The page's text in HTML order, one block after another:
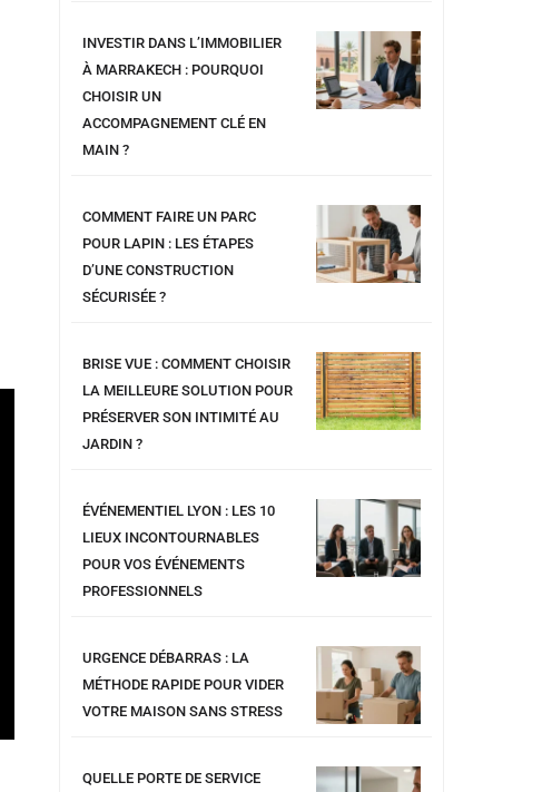
INVESTIR DANS L’IMMOBILIER
À MARRAKECH : POURQUOI
CHOISIR UN
ACCOMPAGNEMENT CLÉ EN
MAIN ?
COMMENT FAIRE UN PARC
POUR LAPIN : LES ÉTAPES
D’UNE CONSTRUCTION
SÉCURISÉE ?
BRISE VUE : COMMENT CHOISIR
LA MEILLEURE SOLUTION POUR
PRÉSERVER SON INTIMITÉ AU
JARDIN ?
ÉVÉNEMENTIEL LYON : LES 10
LIEUX INCONTOURNABLES
POUR VOS ÉVÉNEMENTS
PROFESSIONNELS
URGENCE DÉBARRAS : LA
MÉTHODE RAPIDE POUR VIDER
VOTRE MAISON SANS STRESS
QUELLE PORTE DE SERVICE